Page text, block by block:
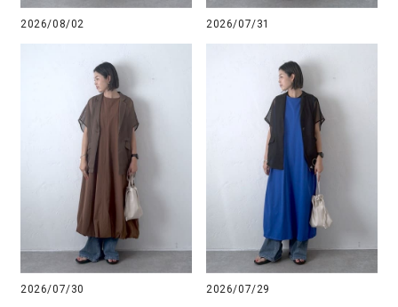
2026/08/02 2026/07/31
2026/07/30 2026/07/29